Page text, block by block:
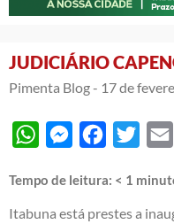
JUDICIÁRIO
Pimenta Blog - 17 de
WhatsAppMessengerFacebook
Tempo de leitura: < 1
Itabuna está prestes a